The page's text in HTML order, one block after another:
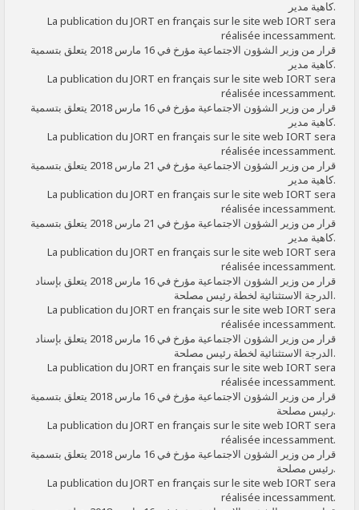
كاهية مدير.
La publication du JORT en français sur le site web IORT sera
réalisée incessamment.
كاهية مدير.
La publication du JORT en français sur le site web IORT sera
réalisée incessamment.
كاهية مدير.
La publication du JORT en français sur le site web IORT sera
réalisée incessamment.
كاهية مدير.
La publication du JORT en français sur le site web IORT sera
réalisée incessamment.
كاهية مدير.
La publication du JORT en français sur le site web IORT sera
réalisée incessamment.
الدرجة الاستثنائية لخطة رئيس مصلحة.
La publication du JORT en français sur le site web IORT sera
réalisée incessamment.
الدرجة الاستثنائية لخطة رئيس مصلحة.
La publication du JORT en français sur le site web IORT sera
réalisée incessamment.
رئيس مصلحة.
La publication du JORT en français sur le site web IORT sera
réalisée incessamment.
رئيس مصلحة.
La publication du JORT en français sur le site web IORT sera
réalisée incessamment.